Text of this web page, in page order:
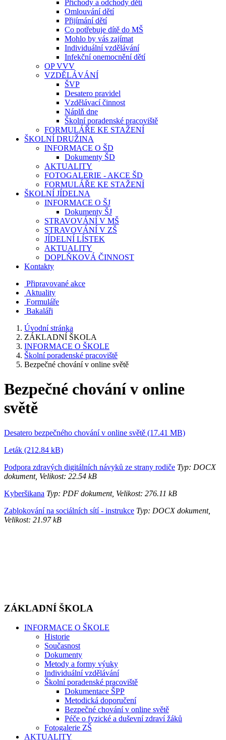
Příchody a odchody dětí
Omlouvání dětí
Přijímání dětí
Co potřebuje dítě do MŠ
Mohlo by vás zajímat
Individuální vzdělávání
Infekční onemocnění dětí
OP VVV
VZDĚLÁVÁNÍ
ŠVP
Desatero pravidel
Vzdělávací činnost
Náplň dne
Školní poradenské pracoviště
FORMULÁŘE KE STAŽENÍ
ŠKOLNÍ DRUŽINA
INFORMACE O ŠD
Dokumenty ŠD
AKTUALITY
FOTOGALERIE - AKCE ŠD
FORMULÁŘE KE STAŽENÍ
ŠKOLNÍ JÍDELNA
INFORMACE O ŠJ
Dokumenty ŠJ
STRAVOVÁNÍ V MŠ
STRAVOVÁNÍ V ZŠ
JÍDELNÍ LÍSTEK
AKTUALITY
DOPLŇKOVÁ ČINNOST
Kontakty
Připravované akce
Aktuality
Formuláře
Bakaláři
Úvodní stránka
ZÁKLADNÍ ŠKOLA
INFORMACE O ŠKOLE
Školní poradenské pracoviště
Bezpečné chování v online světě
Bezpečné chování v online
světě
Desatero bezpečného chování v online světě (17.41 MB)
Leták (212.84 kB)
Podpora zdravých digitálních návyků ze strany rodiče Typ: DOCX
dokument, Velikost: 22.54 kB
Kyberšikana Typ: PDF dokument, Velikost: 276.11 kB
Zablokování na sociálních sítí - instrukce Typ: DOCX dokument,
Velikost: 21.97 kB
ZÁKLADNÍ ŠKOLA
INFORMACE O ŠKOLE
Historie
Současnost
Dokumenty
Metody a formy výuky
Individuální vzdělávání
Školní poradenské pracoviště
Dokumentace ŠPP
Metodická doporučení
Bezpečné chování v online světě
Péče o fyzické a duševní zdraví žáků
Fotogalerie ZŠ
AKTUALITY